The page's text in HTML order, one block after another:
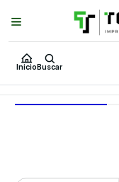
Inicio Buscar
Puedes Elegir:
Inicio Todo 3D